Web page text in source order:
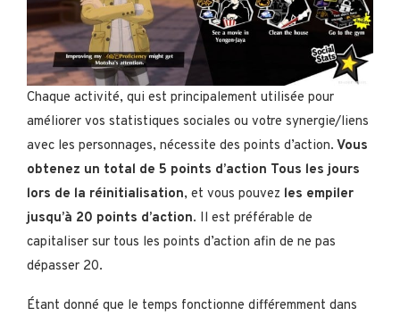
Chaque activité, qui est principalement utilisée pour
améliorer vos statistiques sociales ou votre synergie/liens
avec les personnages, nécessite des points d’action. Vous
obtenez un total de 5 points d’action Tous les jours
lors de la réinitialisation, et vous pouvez les empiler
jusqu’à 20 points d’action. Il est préférable de
capitaliser sur tous les points d’action afin de ne pas
dépasser 20.
Étant donné que le temps fonctionne différemment dans